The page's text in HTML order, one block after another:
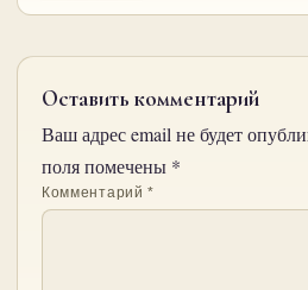
Оставить комментарий
Ваш адрес email не будет
поля помечены *
Комментарий*